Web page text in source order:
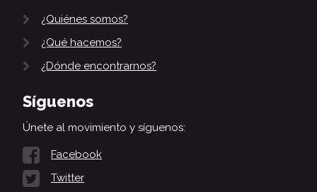
¿Quiénes somos?
¿Qué hacemos?
¿Dónde encontrarnos?
Síguenos
Únete al movimiento y síguenos:
Facebook
Twitter